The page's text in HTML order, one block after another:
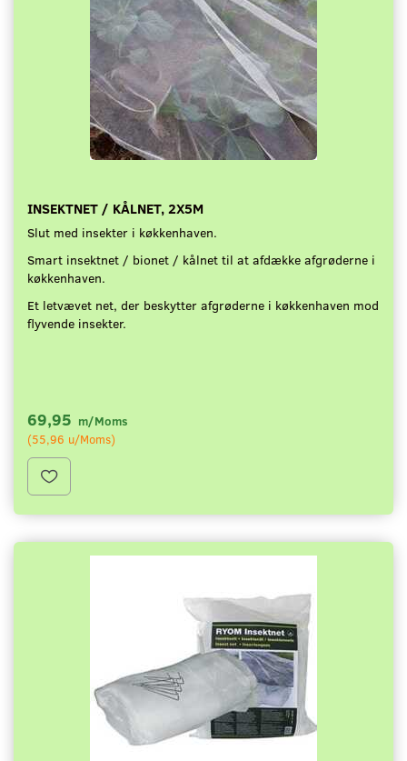
INSEKTNET / KÅLNET, 2X5M
Slut med insekter i køkkenhaven.
Smart insektnet / bionet / kålnet til at afdække afgrøderne i
køkkenhaven.
Et letvævet net, der beskytter afgrøderne i køkkenhaven mod
flyvende insekter.
69,95 m/Moms
(55,96 u/Moms)